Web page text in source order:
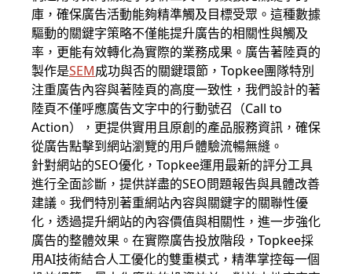
庫，確保廣告活動能夠精準觸及目標受眾。這種數據
驅動的關鍵字策略不僅能提升廣告的相關性與觸及
率，更能有效轉化為實際的業務成果。廣告著陸頁的
製作是SEM成功與否的關鍵環節，Topkee團隊特別
注重廣告內容與著陸頁的高度一致性，我們設計的著
陸頁不僅呼應廣告文字中的行動號召（Call to
Action），更提供實用且原創的產品服務資訊，確保
從廣告點擊到網站瀏覽的用戶體驗流暢無縫。
針對網站的SEO優化，Topkee運用最新的評分工具
進行全面診斷，提供詳盡的SEO問題報告與具體改善
建議。我們特別著重網站內容與關鍵字的關聯性優
化，透過提升網站的內容價值與相關性，進一步強化
廣告的整體效果。在實際廣告投放階段，Topkee採
用AI技術結合人工優化的雙重模式，精準掌控每一個